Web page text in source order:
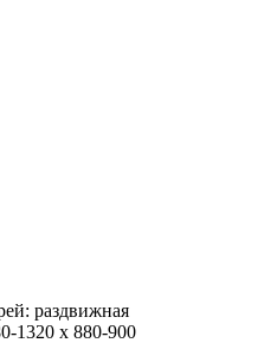
раздвижная
1320 x 880-900